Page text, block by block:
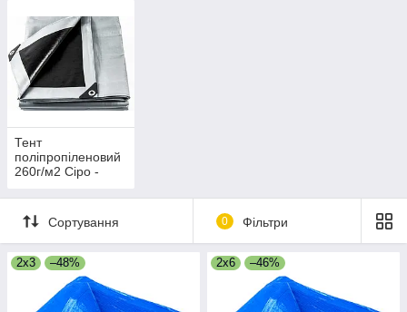
Повний розмір.
Чітка вага.
Тент
поліпропіленовий
260г/м2 Сіро -
"Plandeka/Wilmar"
Польща. Extra
Gruba.
Сортування 0 Фільтри
2x3 –48% 2х6 –46%